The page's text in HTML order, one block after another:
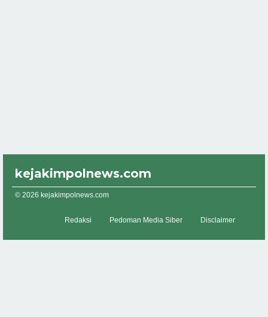
kejakimpolnews.com
© 2026 kejakimpolnews.com
Redaksi Pedoman Media Siber Disclaimer